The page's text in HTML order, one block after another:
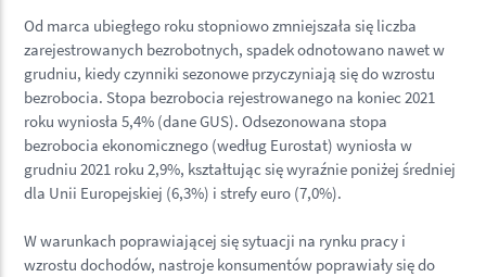
Od marca ubiegłego roku stopniowo zmniejszała się liczba
zarejestrowanych bezrobotnych, spadek odnotowano nawet w
grudniu, kiedy czynniki sezonowe przyczyniają się do wzrostu
bezrobocia. Stopa bezrobocia rejestrowanego na koniec 2021
roku wyniosła 5,4% (dane GUS). Odsezonowana stopa
bezrobocia ekonomicznego (według Eurostat) wyniosła w
grudniu 2021 roku 2,9%, kształtując się wyraźnie poniżej średniej
dla Unii Europejskiej (6,3%) i strefy euro (7,0%).
W warunkach poprawiającej się sytuacji na rynku pracy i
wzrostu dochodów, nastroje konsumentów poprawiały się do